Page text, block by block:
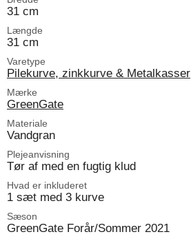
31 cm
Længde
31 cm
Varetype
Pilekurve, zinkkurve & Metalkasser
Mærke
GreenGate
Materiale
Vandgran
Plejeanvisning
Tør af med en fugtig klud
Hvad er inkluderet
1 sæt med 3 kurve
Sæson
GreenGate Forår/Sommer 2021